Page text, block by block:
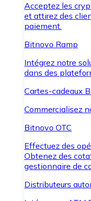
Acceptez les
et attirez des
paiement.
Bitnovo Ramp
Intégrez notre
dans des
Cartes-cadeaux
Commercialisez
Bitnovo OTC
Effectuez des
Obtenez des
gestionnaire de
Distributeurs